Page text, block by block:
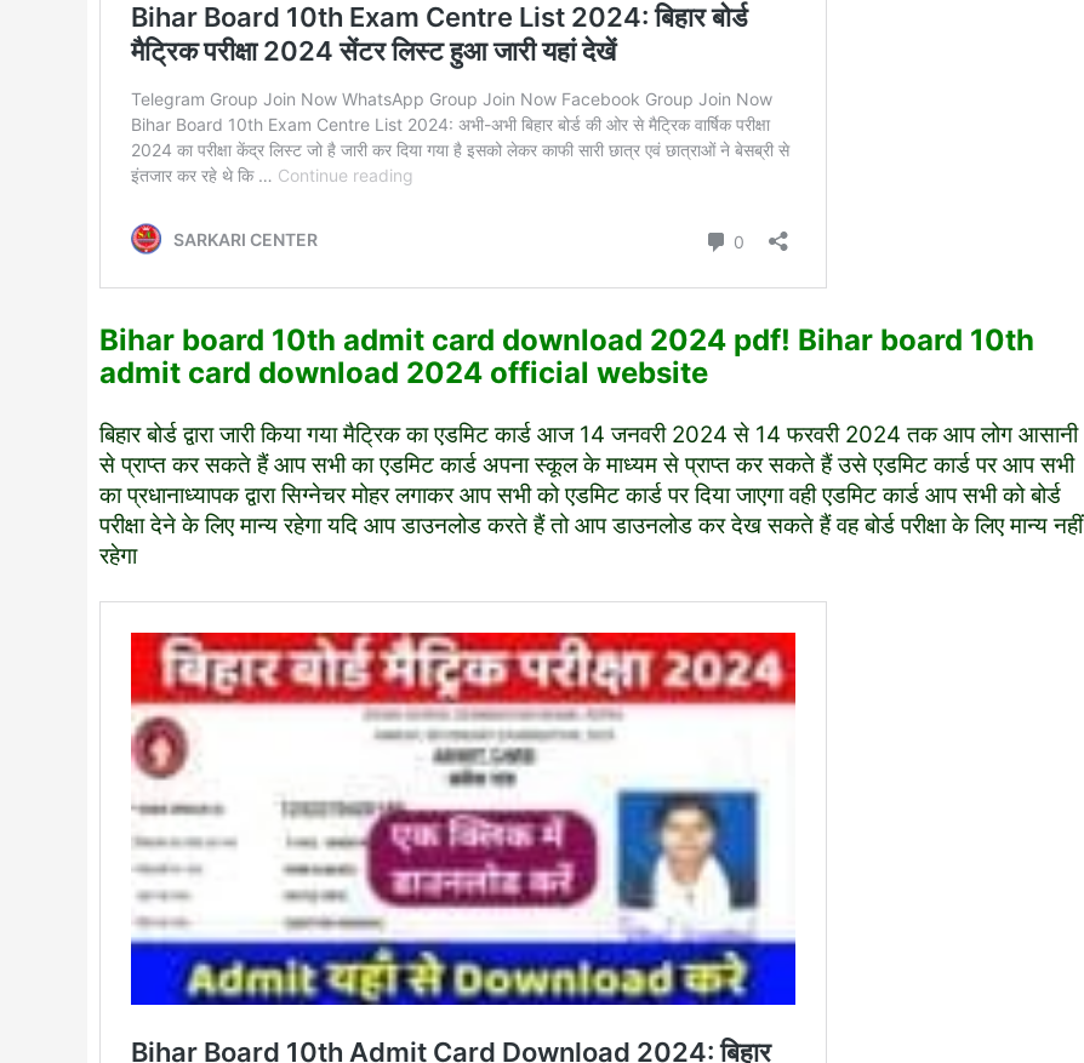
Bihar board 10th admit card download 2024 pdf! Bihar board 10th
admit card download 2024 official website
बिहार बोर्ड द्वारा जारी किया गया मैट्रिक का एडमिट कार्ड आज 14 जनवरी 2024 से 14 फरवरी 2024 तक आप लोग आसानी
से प्राप्त कर सकते हैं आप सभी का एडमिट कार्ड अपना स्कूल के माध्यम से प्राप्त कर सकते हैं उसे एडमिट कार्ड पर आप सभी
का प्रधानाध्यापक द्वारा सिग्नेचर मोहर लगाकर आप सभी को एडमिट कार्ड पर दिया जाएगा वही एडमिट कार्ड आप सभी को बोर्ड
परीक्षा देने के लिए मान्य रहेगा यदि आप डाउनलोड करते हैं तो आप डाउनलोड कर देख सकते हैं वह बोर्ड परीक्षा के लिए मान्य नहीं
रहेगा